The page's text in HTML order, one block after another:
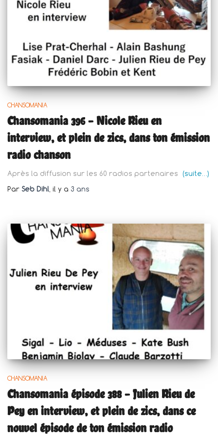
CHANSOMANIA
Chansomania 396 – Nicole Rieu en
interview, et plein de zics, dans ton émission
radio chanson
Après la diffusion sur les 60 radios partenaires (suite…)
Par Seb Dihl, il y a 3 ans
CHANSOMANIA
Chansomania épisode 388 – Julien Rieu de
Pey en interview, et plein de zics, dans ce
nouvel épisode de ton émission radio